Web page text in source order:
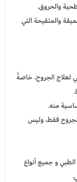
والحروق.
والمتقيحة التي
الجروح، خاصةً
منه.
فقط، وليس
و جميع أنواع